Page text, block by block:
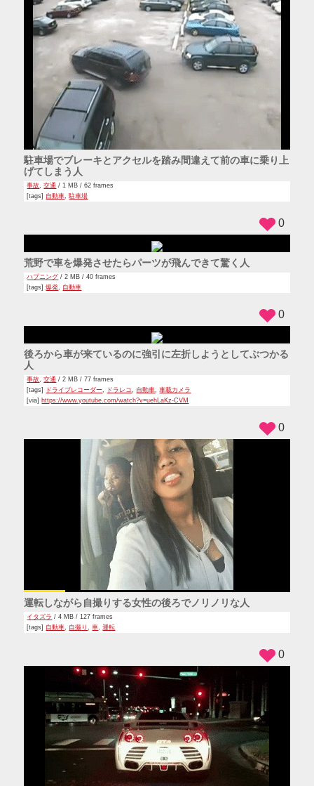
駐車場でブレーキとアクセルを踏み間違えて前の車に乗り上
げてしまう人
事故,交通 / 1 MB / 62 frames
[tags] 自動車,駐車場
荒野で車を爆発させたらパーツが飛んできて驚く人
ハプニング / 2 MB / 40 frames
[tags]爆発, 自動車
0
後ろから車が来ているのに強引に左折しようとしてぶつかる
人
事故,交通 / 2 MB / 77 frames
[tags]
ドライブレコーダー, ドラレコ, 自動車,車載カメラ
[via] https://www.youtube.com/watch?v=uehLaKz-CVM
0
運転しながら自撮りする女性の後ろでノリノリな人
イタズラ / 4 MB / 127 frames
[tags] 自動車 自撮り ,車 ,運転
0
0